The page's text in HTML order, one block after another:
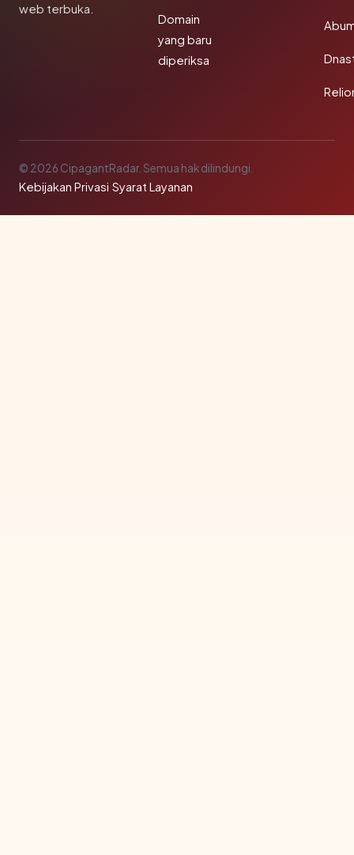
web terbuka.
Domain
yang baru
diperiksa
© 2026 CipagantRadar. Semua hak dilindungi.
Kebijakan Privasi·Syarat Layanan